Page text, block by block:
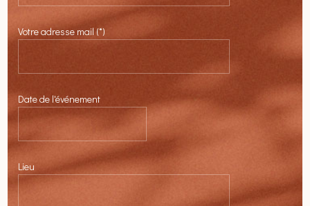
Votre adresse mail (*)
Date de l'événement
Lieu